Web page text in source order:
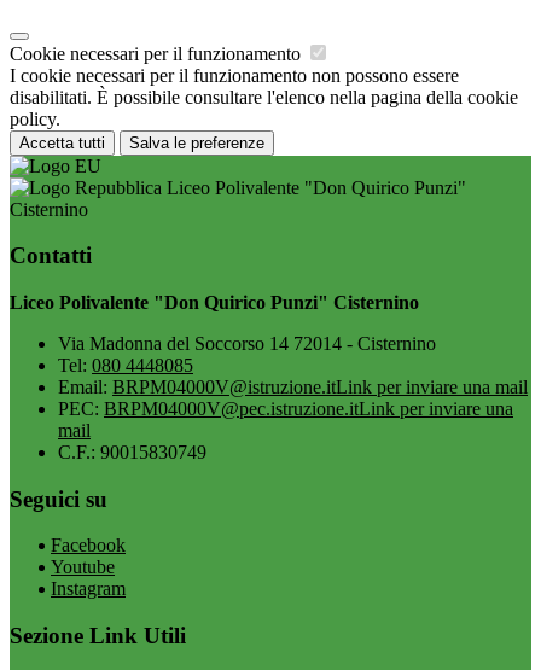
Cookie necessari per il funzionamento
I cookie necessari per il funzionamento non possono essere
disabilitati. È possibile consultare l'elenco nella pagina della cookie
policy.
Accetta tutti Salva le preferenze
Liceo Polivalente "Don Quirico Punzi"
Cisternino
Contatti
Liceo Polivalente "Don Quirico Punzi" Cisternino
Via Madonna del Soccorso 14 72014 - Cisternino
Tel: 080 4448085
Email: BRPM04000V@istruzione.itLink per inviare una mail
PEC: BRPM04000V@pec.istruzione.itLink per inviare una
mail
C.F.: 90015830749
Seguici su
Facebook
Youtube
Instagram
Sezione Link Utili